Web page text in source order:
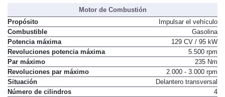
Motor de Combustión
Propósito
Impulsar el vehículo
Combustible
Gasolina
Potencia máxima
129 CV / 95 kW
Revoluciones potencia máxima
5.500 rpm
Par máximo
235 Nm
Revoluciones par máximo
2.000 - 3.000 rpm
Situación
Delantero transversal
Número de cilindros
4